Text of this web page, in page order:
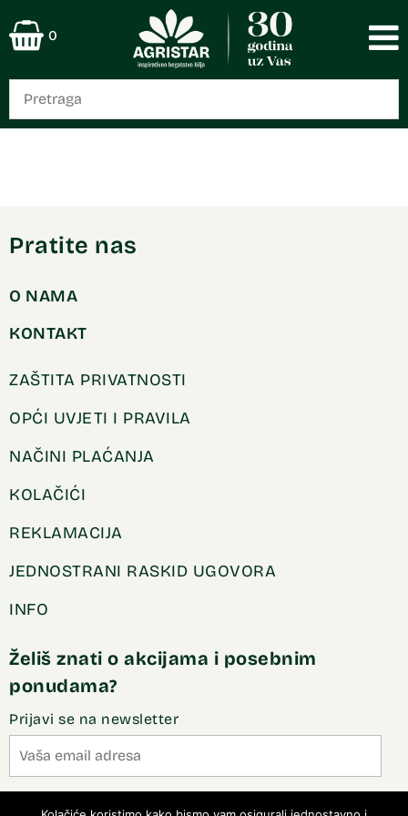
0
Pratite nas
O NAMA
KONTAKT
ZAŠTITA PRIVATNOSTI
OPĆI UVJETI I PRAVILA
NAČINI PLAĆANJA
KOLAČIĆI
REKLAMACIJA
JEDNOSTRANI RASKID UGOVORA
INFO
Želiš znati o akcijama i posebnim
ponudama?
Prijavi se na newsletter